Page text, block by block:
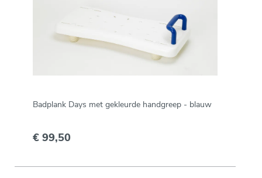
Badplank Days met gekleurde handgreep - blauw
€ 99,50